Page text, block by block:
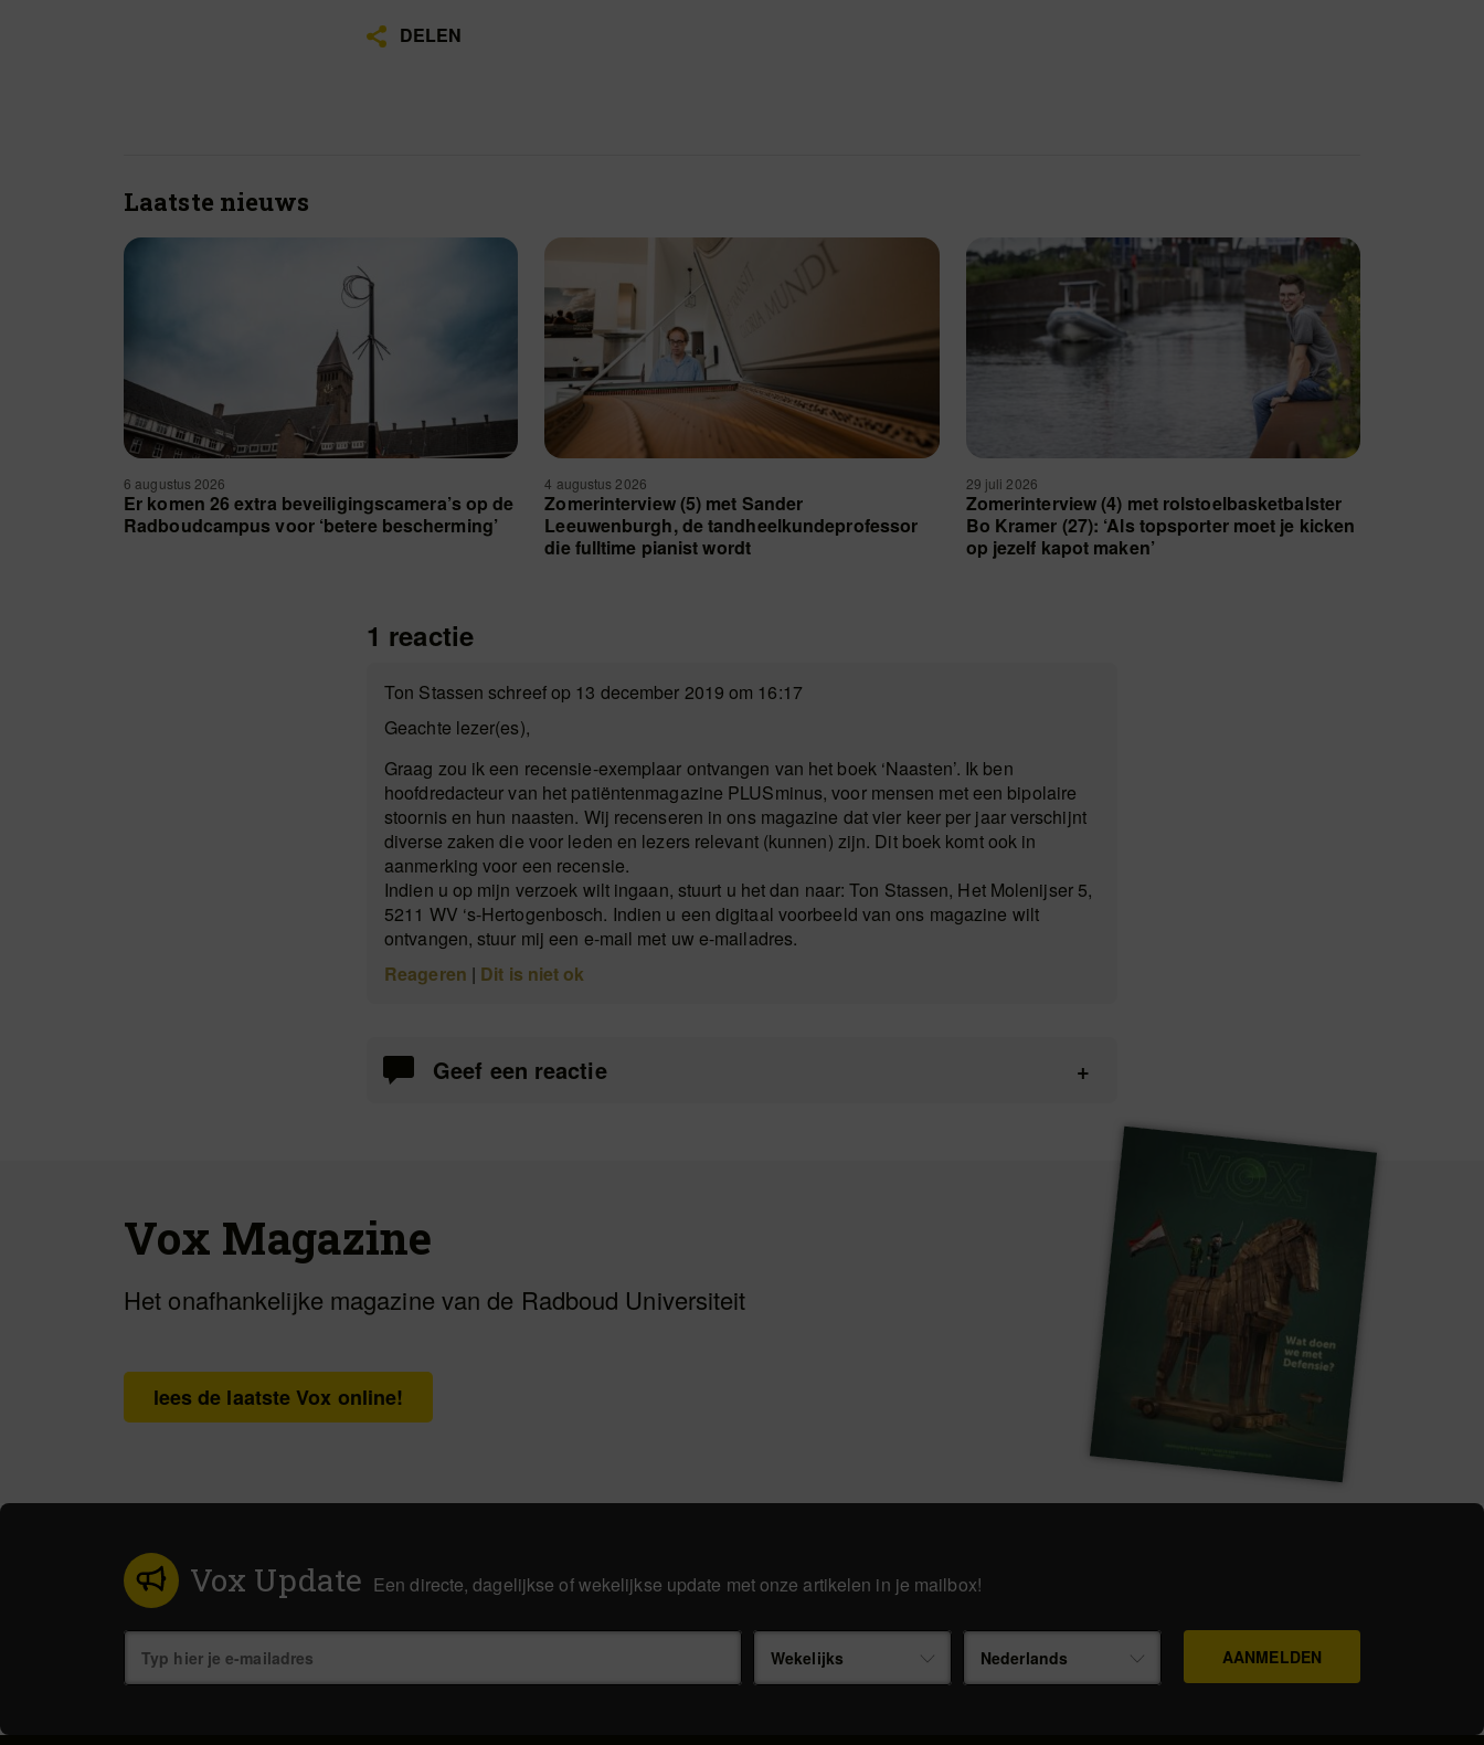
DELEN
Laatste nieuws
6 augustus 2026
Er komen 26 extra beveiligingscamera’s op de
Radboudcampus voor ‘betere bescherming’
4 augustus 2026
Zomerinterview (5) met Sander
Leeuwenburgh, de tandheelkundeprofessor
die fulltime pianist wordt
29 juli 2026
Zomerinterview (4) met rolstoelbasketbalster
Bo Kramer (27): ‘Als topsporter moet je kicken
op jezelf kapot maken’
1 reactie
Ton Stassen schreef op 13 december 2019 om 16:17
Geachte lezer(es),
Graag zou ik een recensie-exemplaar ontvangen van het boek ‘Naasten’. Ik ben
hoofdredacteur van het patiëntenmagazine PLUSminus, voor mensen met een bipolaire
stoornis en hun naasten. Wij recenseren in ons magazine dat vier keer per jaar verschijnt
diverse zaken die voor leden en lezers relevant (kunnen) zijn. Dit boek komt ook in
aanmerking voor een recensie.
Indien u op mijn verzoek wilt ingaan, stuurt u het dan naar: Ton Stassen, Het Molenijser 5,
5211 WV ‘s-Hertogenbosch. Indien u een digitaal voorbeeld van ons magazine wilt
ontvangen, stuur mij een e-mail met uw e-mailadres.
Reageren | Dit is niet ok
Geef een reactie
Vox Magazine
Het onafhankelijke magazine van de Radboud Universiteit
lees de laatste Vox online!
Vox Update Een directe, dagelijkse of wekelijkse update met onze artikelen in je mailbox!
Wekelijks Nederlands